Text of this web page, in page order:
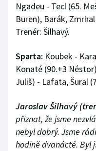
Ngadeu - Tecl (65.
Buren), Barák,
Trenér: Šilhavý.
Sparta: Koubek -
Konaté (90.+3
Juliš) - Lafata, Šural
Jaroslav Šilhavý
přiznat, že jsme
nebyl dobrý. Jsme
hodině dvanácté. Byl